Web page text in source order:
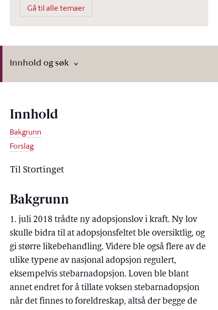
Gå til alle temaer
Innhold og søk
Innhold
Bakgrunn
Forslag
Til Stortinget
Bakgrunn
1. juli 2018 trådte ny adopsjonslov i kraft. Ny lov
skulle bidra til at adopsjonsfeltet ble oversiktlig, og
gi større likebehandling. Videre ble også flere av de
ulike typene av nasjonal adopsjon regulert,
eksempelvis stebarnadopsjon. Loven ble blant
annet endret for å tillate voksen stebarnadopsjon
når det finnes to foreldreskap, altså der begge de